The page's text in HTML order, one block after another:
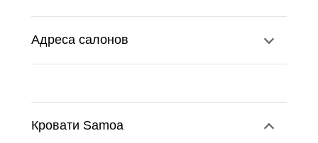
Адреса салонов
Кровати Samoa